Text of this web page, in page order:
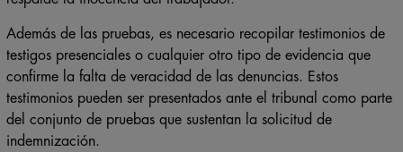
Además de las pruebas, es necesario recopilar testimonios de
testigos presenciales o cualquier otro tipo de evidencia que
confirme la falta de veracidad de las denuncias. Estos
testimonios pueden ser presentados ante el tribunal como parte
del conjunto de pruebas que sustentan la solicitud de
indemnización.